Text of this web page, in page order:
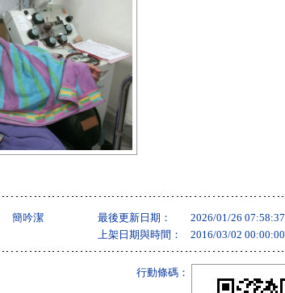
簡吟潔 最後更新日期：
2026/01/26 07:58:37
上架日期與時間：
2016/03/02 00:00:00
行動條碼：